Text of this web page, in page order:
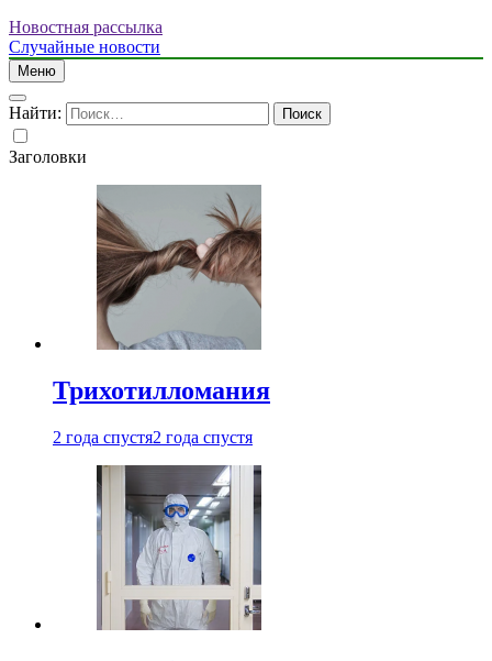
Новостная рассылка
Случайные новости
Меню
Найти:
Заголовки
Трихотилломания
2 года спустя2 года спустя